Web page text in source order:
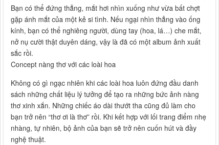
Bạn có thể đứng thẳng, mắt hơi nhìn xuống như vừa bất chợt
gặp ánh mắt của một kẻ si tình. Nếu ngại nhìn thẳng vào ống
kính, bạn có thể nghiêng người, dùng tay (hoa, lá…) che mắt,
nở nụ cười thật duyên dáng, vậy là đã có một album ảnh xuất
sắc rồi.
Concept nàng thơ với các loài hoa
Không có gì ngạc nhiên khi các loài hoa luôn đứng đầu danh
sách những chất liệu lý tưởng để tạo ra những bức ảnh nàng
thơ xinh xắn. Những chiếc áo dài thướt tha cũng đủ làm cho
bạn trở nên “thơ ơi là thơ” rồi. Khi kết hợp với lối trang điểm nhẹ
nhàng, tự nhiên, bộ ảnh của bạn sẽ trở nên cuốn hút và đầy
nghệ thuật.